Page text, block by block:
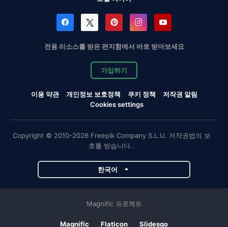
전용 리소스를 받은 편지함에서 바로 받아보세요
가입하기
이용 약관 개인정보 보호정책 쿠키 정책
저작권 알림
Cookies settings
Copyright © 2010-2026 Freepik Company S.L.U. 저작권법의 보
호를 받습니다..
한국어
Magnific 프로젝트
Magnific Flaticon Slidesgo